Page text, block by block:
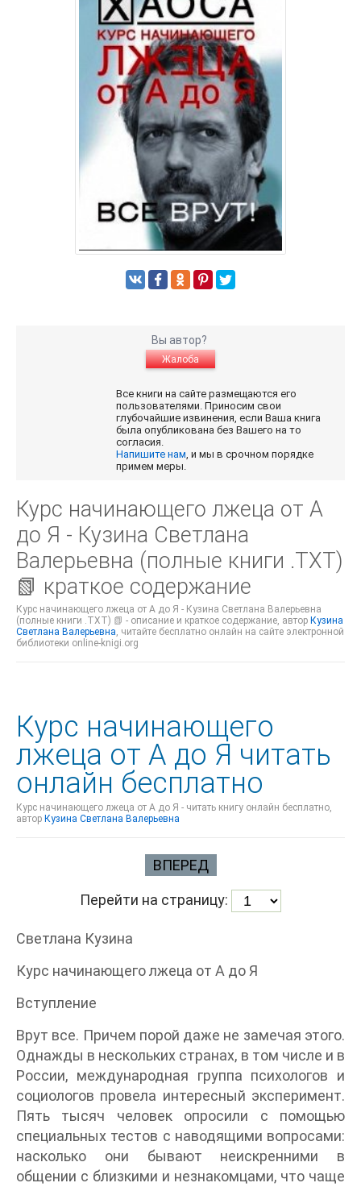
Вы автор?
Жалоба
Все книги на сайте размещаются его
пользователями. Приносим свои
глубочайшие извинения, если Ваша книга
была опубликована без Вашего на то
согласия.
Напишите нам, и мы в срочном порядке
примем меры.
Курс начинающего лжеца от А
до Я - Кузина Светлана
Валерьевна (полные книги .TXT)
📗 краткое содержание
Курс начинающего лжеца от А до Я - Кузина Светлана Валерьевна
(полные книги .TXT) 📗 - описание и краткое содержание, автор Кузина
Светлана Валерьевна, читайте бесплатно онлайн на сайте электронной
библиотеки online-knigi.org
Курс начинающего
лжеца от А до Я читать
онлайн бесплатно
Курс начинающего лжеца от А до Я - читать книгу онлайн бесплатно,
автор Кузина Светлана Валерьевна
ВПЕРЕД
Перейти на страницу:
Светлана Кузина
Курс начинающего лжеца от А до Я
Вступление
Врут все. Причем порой даже не замечая этого.
Однажды в нескольких странах, в том числе и в
России, международная группа психологов и
социологов провела интересный эксперимент.
Пять тысяч человек опросили с помощью
специальных тестов с наводящими вопросами:
насколько они бывают неискренними в
общении с близкими и незнакомцами, что чаще